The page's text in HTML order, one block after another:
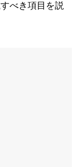
べき項目を説